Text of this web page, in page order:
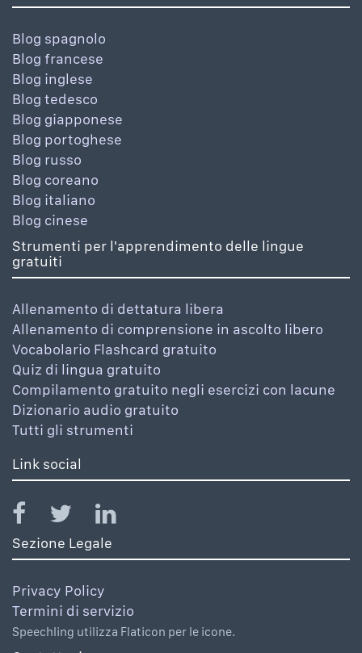
Blog spagnolo
Blog francese
Blog inglese
Blog tedesco
Blog giapponese
Blog portoghese
Blog russo
Blog coreano
Blog italiano
Blog cinese
Strumenti per l'apprendimento delle lingue
gratuiti
Allenamento di dettatura libera
Allenamento di comprensione in ascolto libero
Vocabolario Flashcard gratuito
Quiz di lingua gratuito
Compilamento gratuito negli esercizi con lacune
Dizionario audio gratuito
Tutti gli strumenti
Link social
Sezione Legale
Privacy Policy
Termini di servizio
Speechling utilizza Flaticon per le icone.